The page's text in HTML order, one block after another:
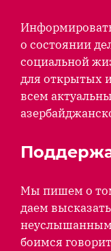
о состоянии
социальной
для открытых
всем
Мы пишем о
даем
боимся